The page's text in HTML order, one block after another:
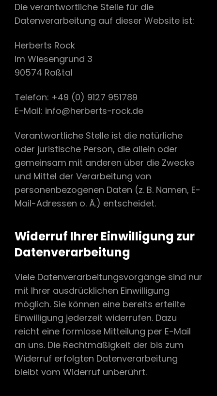
Die verantwortliche Stelle für die
Datenverarbeitung auf dieser Website ist:
Herberts Rock
Im Wiesengrund 3
90574 Roßtal
Telefon: +49 (0) 9127 951789
E-Mail: info@herberts-rock.de
Verantwortliche Stelle ist die natürliche
oder juristische Person, die allein oder
gemeinsam mit anderen über die Zwecke
und Mittel der Verarbeitung von
personenbezogenen Daten (z. B. Namen, E-
Mail-Adressen o. Ä.) entscheidet.
Widerruf Ihrer Einwilligung zur
Datenverarbeitung
Viele Datenverarbeitungsvorgänge sind nur
mit Ihrer ausdrücklichen Einwilligung
möglich. Sie können eine bereits erteilte
Einwilligung jederzeit widerrufen. Dazu
reicht eine formlose Mitteilung per E-Mail
an uns. Die Rechtmäßigkeit der bis zum
Widerruf erfolgten Datenverarbeitung
bleibt vom Widerruf unberührt.